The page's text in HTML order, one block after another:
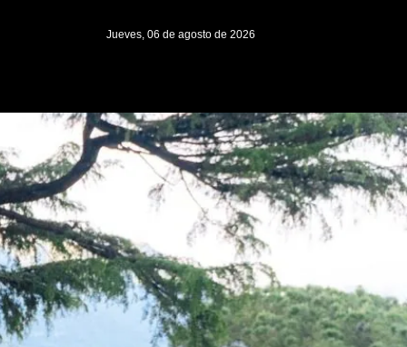
Jueves, 06 de agosto de 2026